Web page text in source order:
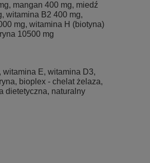
mangan 400 mg, miedź
witamina B2 400 mg,
mg, witamina H (biotyna)
10500 mg
E, witamina D3,
bioplex - chelat żelaza,
dietetyczna, naturalny